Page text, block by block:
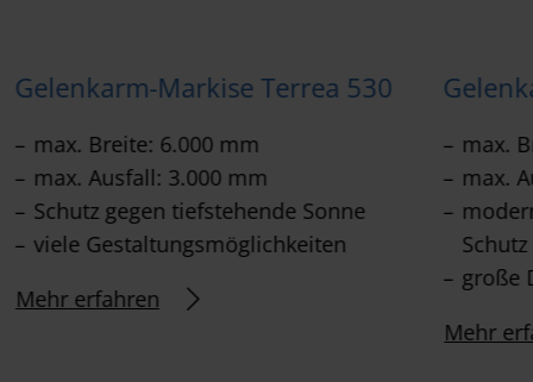
Gelenkarm-Markise Terrea 530
max. Breite: 6.000 mm
max. Ausfall: 3.000 mm
Schutz gegen tiefstehende Sonne
viele Gestaltungsmöglichkeiten
Mehr erfahren
max.
max.
Schutz
große
Mehr